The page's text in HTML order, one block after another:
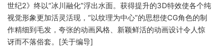
世纪2》终以“冰川融化”浮出水面。获得提升的3D特效使各个纯
视觉形象更加活灵活现，“以纹理为中心”的思想使CG角色的制
作精细到毛发，夸张的动画风格、新颖鲜活的动画设计令人惊
讶而不落俗套。[关于编导]